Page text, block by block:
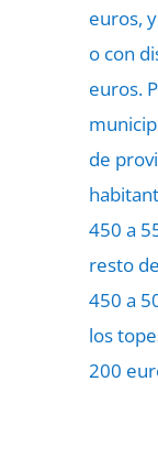
euros,
o con
euros.
de
450 a
resto
450 a
los
200